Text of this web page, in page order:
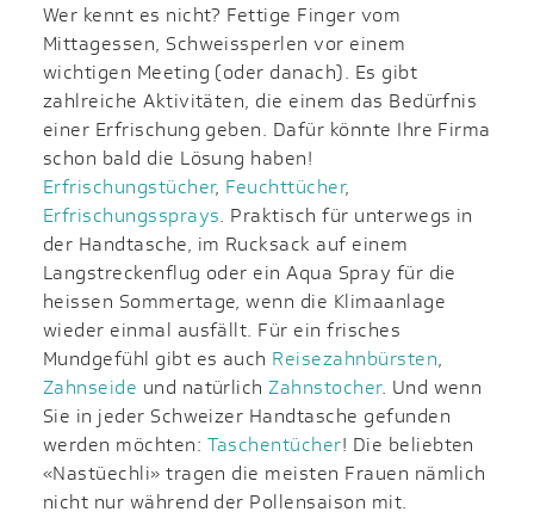
Wer kennt es nicht? Fettige Finger vom
Mittagessen, Schweissperlen vor einem
wichtigen Meeting (oder danach). Es gibt
zahlreiche Aktivitäten, die einem das Bedürfnis
einer Erfrischung geben. Dafür könnte Ihre Firma
schon bald die Lösung haben!
Erfrischungstücher, Feuchttücher,
Erfrischungssprays. Praktisch für unterwegs in
der Handtasche, im Rucksack auf einem
Langstreckenflug oder ein Aqua Spray für die
heissen Sommertage, wenn die Klimaanlage
wieder einmal ausfällt. Für ein frisches
Mundgefühl gibt es auch Reisezahnbürsten,
Zahnseide und natürlichZahnstocher. Und wenn
Sie in jeder Schweizer Handtasche gefunden
werden möchten: Taschentücher! Die beliebten
«Nastüechli» tragen die meisten Frauen nämlich
nicht nur während der Pollensaison mit.